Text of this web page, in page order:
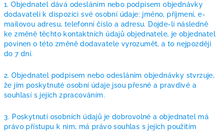
1. Objednatel dává odesláním nebo podpisem objednávky
dodavateli k dispozici své osobní údaje: jméno, příjmení, e-
mailovou adresu, telefonní číslo a adresu. Dojde-li následně
ke změně těchto kontaktních údajů objednatele, je objednatel
povinen o této změně dodavatele vyrozumět, a to nejpozději
do 7 dní.
2. Objednatel podpisem nebo odesláním objednávky stvrzuje,
že jím poskytnuté osobní údaje jsou přesné a pravdivé a
souhlasí s jejich zpracováním.
3. Poskytnutí osobních údajů je dobrovolné a objednatel má
právo přístupu k nim, má právo souhlas s jejich použitím